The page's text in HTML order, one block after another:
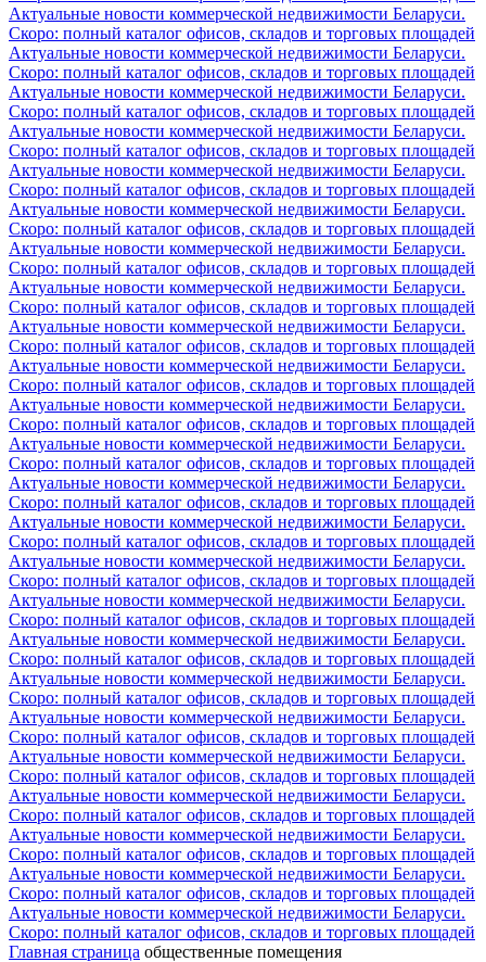
Актуальные новости коммерческой недвижимости Беларуси.
Скоро: полный каталог офисов, складов и торговых площадей
Актуальные новости коммерческой недвижимости Беларуси.
Скоро: полный каталог офисов, складов и торговых площадей
Актуальные новости коммерческой недвижимости Беларуси.
Скоро: полный каталог офисов, складов и торговых площадей
Актуальные новости коммерческой недвижимости Беларуси.
Скоро: полный каталог офисов, складов и торговых площадей
Актуальные новости коммерческой недвижимости Беларуси.
Скоро: полный каталог офисов, складов и торговых площадей
Актуальные новости коммерческой недвижимости Беларуси.
Скоро: полный каталог офисов, складов и торговых площадей
Актуальные новости коммерческой недвижимости Беларуси.
Скоро: полный каталог офисов, складов и торговых площадей
Актуальные новости коммерческой недвижимости Беларуси.
Скоро: полный каталог офисов, складов и торговых площадей
Актуальные новости коммерческой недвижимости Беларуси.
Скоро: полный каталог офисов, складов и торговых площадей
Актуальные новости коммерческой недвижимости Беларуси.
Скоро: полный каталог офисов, складов и торговых площадей
Актуальные новости коммерческой недвижимости Беларуси.
Скоро: полный каталог офисов, складов и торговых площадей
Актуальные новости коммерческой недвижимости Беларуси.
Скоро: полный каталог офисов, складов и торговых площадей
Актуальные новости коммерческой недвижимости Беларуси.
Скоро: полный каталог офисов, складов и торговых площадей
Актуальные новости коммерческой недвижимости Беларуси.
Скоро: полный каталог офисов, складов и торговых площадей
Актуальные новости коммерческой недвижимости Беларуси.
Скоро: полный каталог офисов, складов и торговых площадей
Актуальные новости коммерческой недвижимости Беларуси.
Скоро: полный каталог офисов, складов и торговых площадей
Актуальные новости коммерческой недвижимости Беларуси.
Скоро: полный каталог офисов, складов и торговых площадей
Актуальные новости коммерческой недвижимости Беларуси.
Скоро: полный каталог офисов, складов и торговых площадей
Актуальные новости коммерческой недвижимости Беларуси.
Скоро: полный каталог офисов, складов и торговых площадей
Актуальные новости коммерческой недвижимости Беларуси.
Скоро: полный каталог офисов, складов и торговых площадей
Актуальные новости коммерческой недвижимости Беларуси.
Скоро: полный каталог офисов, складов и торговых площадей
Актуальные новости коммерческой недвижимости Беларуси.
Скоро: полный каталог офисов, складов и торговых площадей
Актуальные новости коммерческой недвижимости Беларуси.
Скоро: полный каталог офисов, складов и торговых площадей
Актуальные новости коммерческой недвижимости Беларуси.
Скоро: полный каталог офисов, складов и торговых площадей
Главная страница общественные помещения